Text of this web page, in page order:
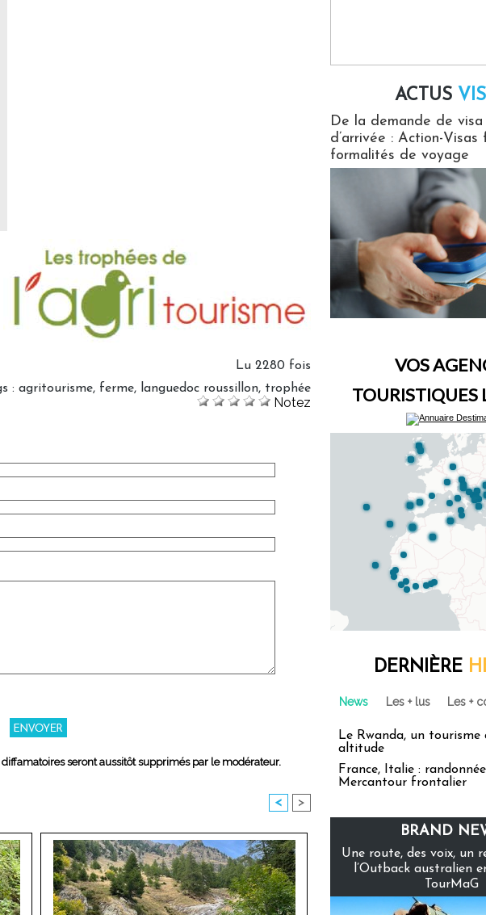
Lu 2280 fois
: agritourisme, ferme, languedoc roussillon, trophée
Notez
seront aussitôt supprimés par le modérateur.
< >
ACTUS
De la demande de
d’arrivée : Action-Visas
formalités de voyage
VOS
TOURISTIQUES
DERNIÈRE
News Les + lus Les +
Le Rwanda, un tourisme
altitude
France, Italie :
Mercantour frontalier
BRAND
Une route, des voix, un
l’Outback australien
TourMaG